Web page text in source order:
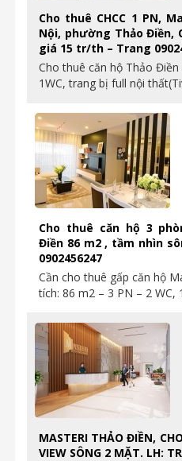
Cho thuê CHCC 1 PN,
Nội, phường Thảo Điền,
giá 15 tr/th – Trang
Cho thuê căn hộ Thảo
1WC, trang bị full nội
Cho thuê căn hộ 3
Điền 86 m2 , tầm nhìn
0902456247
Cần cho thuê gấp căn hộ
tích: 86 m2 – 3 PN – 2 WC,
MASTERI THẢO ĐIỀN,
VIEW SÔNG 2 MẶT. LH: